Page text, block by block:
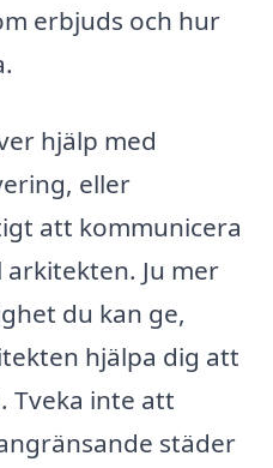
erbjuds och hur
hjälp med
eller
att kommunicera
Ju mer
du kan ge,
hjälpa dig att
Tveka inte att
städer